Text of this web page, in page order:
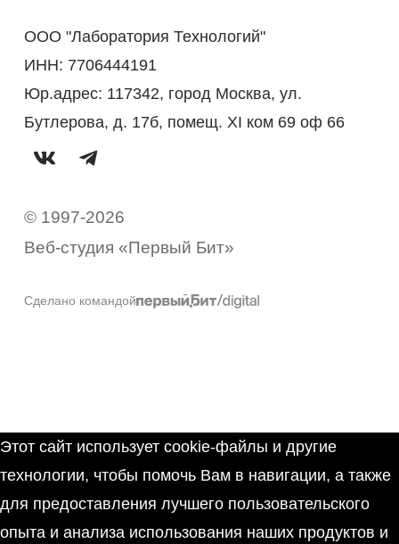
ООО "Лаборатория Технологий"
ИНН: 7706444191
Юр.адрес: 117342, город Москва, ул.
Бутлерова, д. 17б, помещ. XI ком 69 оф 66
© 1997-2026
Веб-студия «Первый Бит»
Сделано командой
Этот сайт использует cookie-файлы и другие
технологии, чтобы помочь Вам в навигации, а также
для предоставления лучшего пользовательского
опыта и анализа использования наших продуктов и